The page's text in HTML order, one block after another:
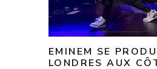
EMINEM SE
LONDRES AUX